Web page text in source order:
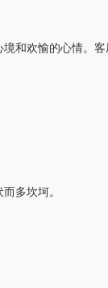
和欢愉的心情。
多坎坷。